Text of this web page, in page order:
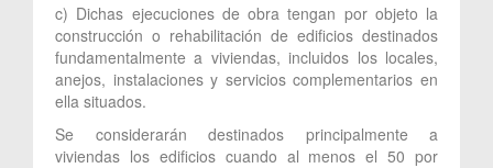
c) Dichas ejecuciones de obra tengan por objeto la
construcción o rehabilitación de edificios destinados
fundamentalmente a viviendas, incluidos los locales,
anejos, instalaciones y servicios complementarios en
ella situados.
Se considerarán destinados principalmente a
viviendas los edificios cuando al menos el 50 por